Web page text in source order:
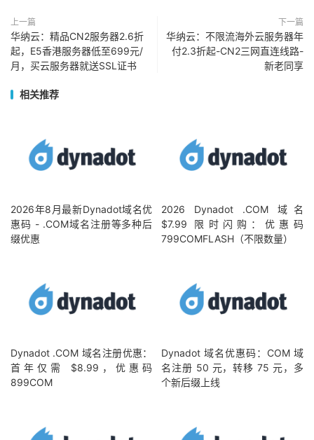
上一篇
华纳云：精品CN2服务器2.6折
起，E5香港服务器低至699元/
月，买云服务器就送SSL证书
下一篇
华纳云：不限流海外云服务器年
付2.3折起-CN2三网直连线路-
新老同享
相关推荐
2026年8月最新Dynadot域名优
惠码 - .COM域名注册等多种后
缀优惠
2026 Dynadot .COM 域名
$7.99 限时闪购：优惠码
799COMFLASH（不限数量）
Dynadot .COM 域名注册优惠：
首年仅需 $8.99，优惠码
899COM
Dynadot 域名优惠码：COM 域
名注册 50 元，转移 75 元，多
个新后缀上线